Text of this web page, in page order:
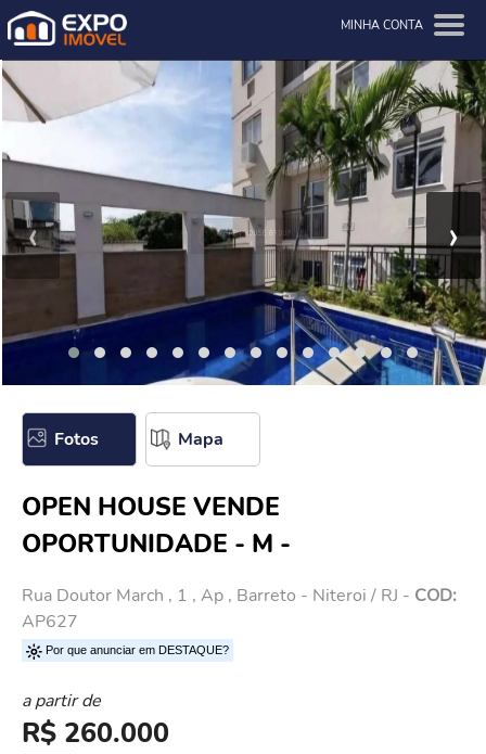
MINHA CONTA
‹ ›
Fotos Mapa
OPEN HOUSE VENDE
OPORTUNIDADE - M -
Rua Doutor March , 1 , Ap , Barreto - Niteroi / RJ - COD:
AP627
Por que anunciar em DESTAQUE?
a partir de
R$ 260.000